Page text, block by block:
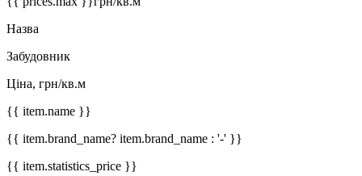
Назва
Забудовник
Ціна, грн/кв.м
{{ item.name }}
{{ item.brand_name? item.brand_name : '-' }}
{{ item.statistics_price }}